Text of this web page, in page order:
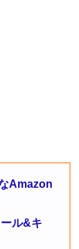
Amazon
ル&キ